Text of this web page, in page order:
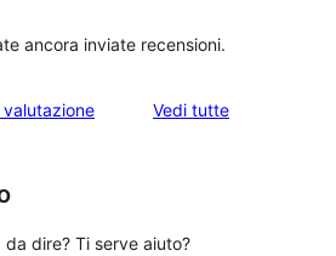
ancora inviate recensioni.
Vedi tuttele
da dire? Ti serve aiuto?